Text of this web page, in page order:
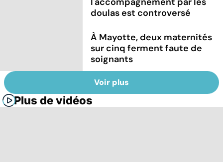
doulas est controversé
À Mayotte, deux maternités
sur cinq ferment faute de
soignants
Voir plus
Plus de vidéos